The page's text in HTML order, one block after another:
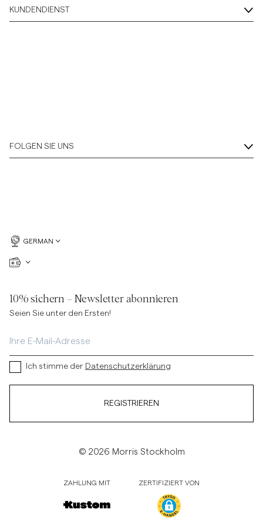
KUNDENDIENST
FOLGEN SIE UNS
GERMAN
10% sichern – Newsletter abonnieren
Seien Sie unter den Ersten!
Ich stimme der Datenschutzerklärung
REGISTRIEREN
© 2026 Morris Stockholm
ZAHLUNG MIT ZERTIFIZIERT VON